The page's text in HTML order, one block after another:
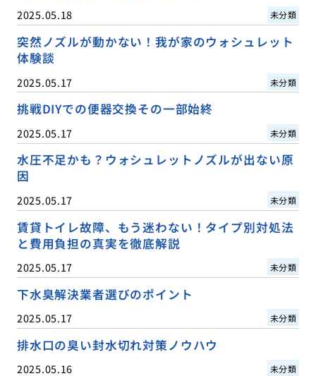
2025.05.18 未分類
突然ノズルが動かない！我が家のウォシュレット
体験談
2025.05.17 未分類
挑戦DIYでの便器交換その一部始終
2025.05.17 未分類
水圧不足かも？ウォシュレットノズルが出ない原
因
2025.05.17 未分類
賃貸トイレ故障、もう迷わない！タイプ別対処法
と費用負担の真実を徹底解説
2025.05.17 未分類
下水臭解決業者選びのポイント
2025.05.17 未分類
排水口の臭い封水切れ対策ノウハウ
2025.05.16 未分類